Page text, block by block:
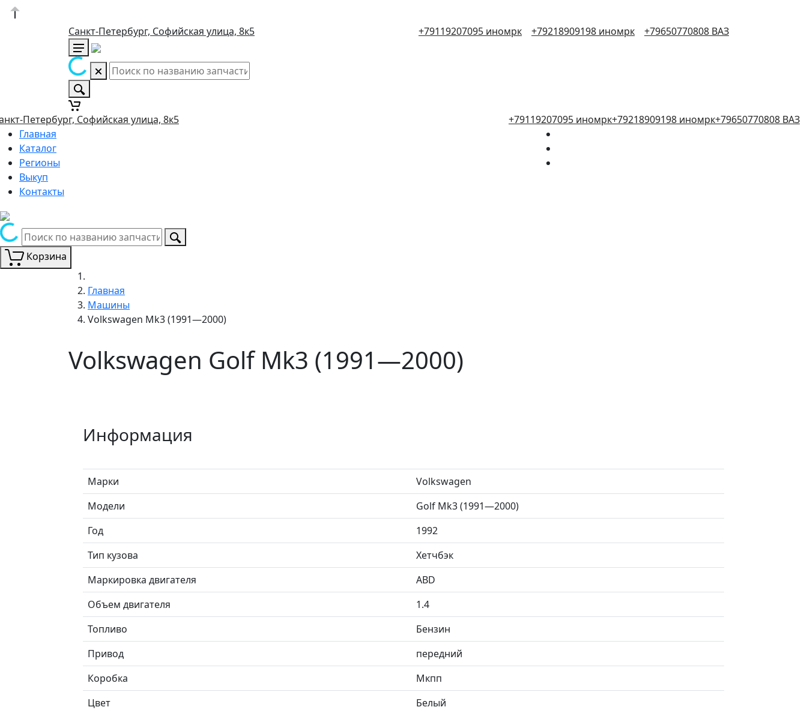
Санкт-Петербург, Софийская улица, 8к5 +79119207095 иномрк +79218909198 иномрк +79650770808 ВАЗ
Петербург, Софийская улица, 8к5 +79119207095 иномрк+79218909198 иномрк+79650770808 ВАЗ
Главная
Каталог
Регионы
Выкуп
Контакты
Корзина
Главная
Машины
Volkswagen Mk3 (1991—2000)
Volkswagen Golf Mk3 (1991—2000)
Информация
Марки
Volkswagen
Модели
Golf Mk3 (1991—2000)
Год
1992
Тип кузова
Хетчбэк
Маркировка двигателя
ABD
Объем двигателя
1.4
Топливо
Бензин
Привод
передний
Коробка
Мкпп
Цвет
Белый